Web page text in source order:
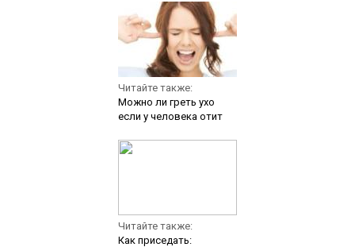
Читайте также:
Можно ли греть ухо
если у человека отит
Читайте также:
Как приседать: